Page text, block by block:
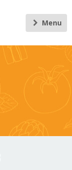
Menu